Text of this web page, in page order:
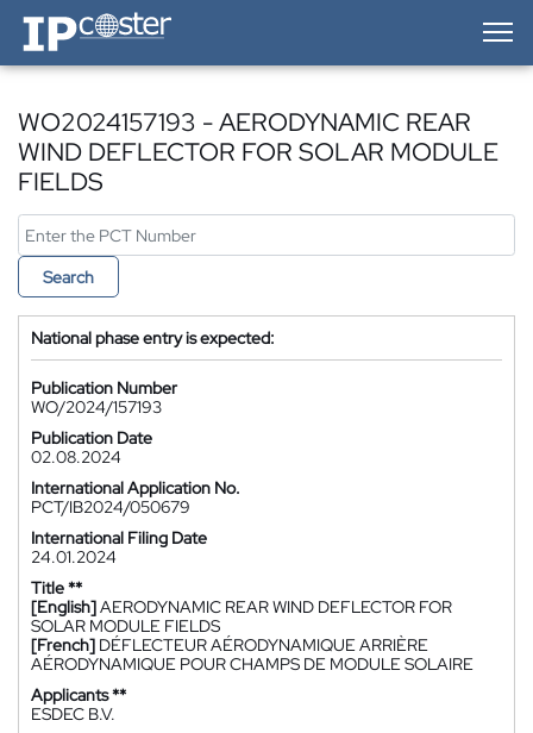
IP-Coster — Home
WO2024157193 - AERODYNAMIC REAR
WIND DEFLECTOR FOR SOLAR MODULE
FIELDS
Search
National phase entry is expected:
Publication Number
WO/2024/157193
Publication Date
02.08.2024
International Application No.
PCT/IB2024/050679
International Filing Date
24.01.2024
Title **
[English]AERODYNAMIC REAR WIND DEFLECTOR FOR
SOLAR MODULE FIELDS
[French] DÉFLECTEUR AÉRODYNAMIQUE ARRIÈRE
AÉRODYNAMIQUE POUR CHAMPS DE MODULE SOLAIRE
Applicants **
ESDEC B.V.